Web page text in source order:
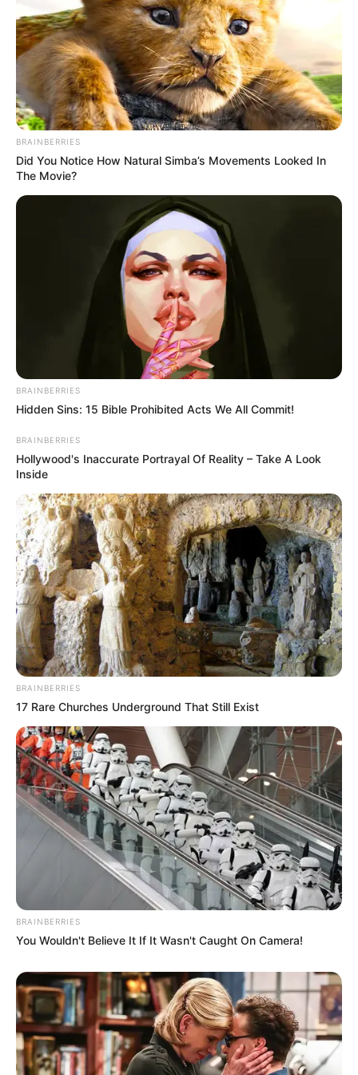
Por tanto, no existe un “tamaño ideal” o
“correcto”. Cada mujer es única y su cuerpo
responde de manera diferente.
BRAINBERRIES
Did You Notice How Natural Simba’s Movements Looked In
The Movie?
BRAINBERRIES
Hidden Sins: 15 Bible Prohibited Acts We All Commit!
BRAINBERRIES
Hollywood's Inaccurate Portrayal Of Reality – Take A Look
Inside
BRAINBERRIES
17 Rare Churches Underground That Still Exist
BRAINBERRIES
You Wouldn't Believe It If It Wasn't Caught On Camera!